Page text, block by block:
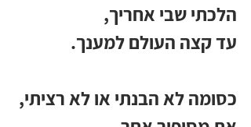
הלכתי שבי אחריך,
עד קצה העולם למענך.
כסומה לא הבנתי או לא רציתי,